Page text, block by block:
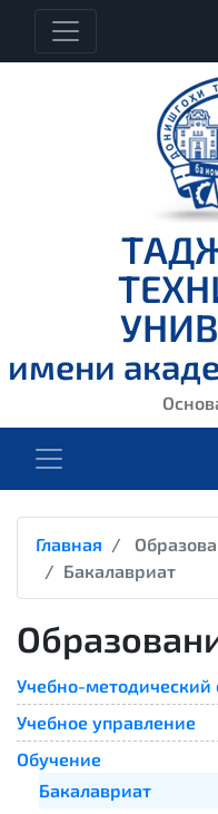
имени
Главная
Бакалавриат
Учебно-методический
Учебное управление
Обучение
Бакалавриат